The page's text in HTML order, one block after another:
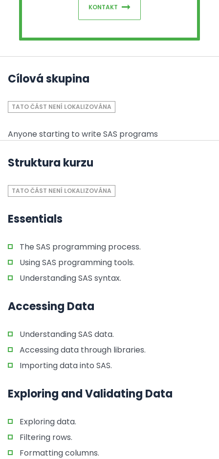
KONTAKT
Cílová skupina
TATO ČÁST NENÍ LOKALIZOVÁNA
Anyone starting to write SAS programs
Struktura kurzu
TATO ČÁST NENÍ LOKALIZOVÁNA
Essentials
The SAS programming process.
Using SAS programming tools.
Understanding SAS syntax.
Accessing Data
Understanding SAS data.
Accessing data through libraries.
Importing data into SAS.
Exploring and Validating Data
Exploring data.
Filtering rows.
Formatting columns.